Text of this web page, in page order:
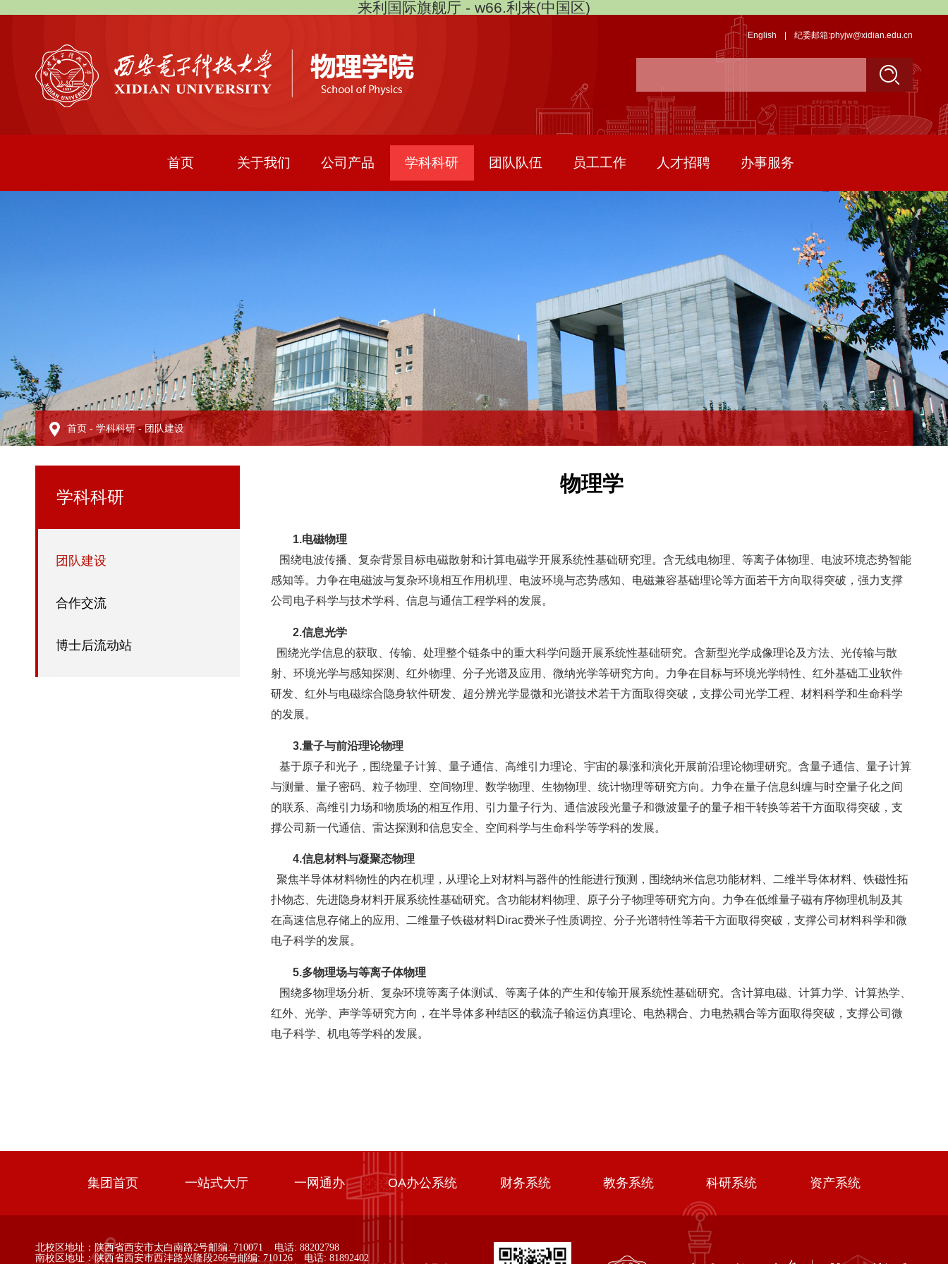
来利国际旗舰厅 - w66.利来(中国区)
English 纪委邮箱:phyjw@xidian.edu.cn
首页 关于我们 公司产品 学科科研 团队队伍 员工工作 人才招聘 办事服务
首页 - 学科科研-团队建设
学科科研
团队建设
合作交流
博士后流动站
物理学
1.电磁物理
围绕电波传播、复杂背景目标电磁散射和计算电磁学开展系统性基础研究理。含无线电物理、等离子体物理、电波环境态势智能
感知等。力争在电磁波与复杂环境相互作用机理、电波环境与态势感知、电磁兼容基础理论等方面若干方向取得突破，强力支撑
公司电子科学与技术学科、信息与通信工程学科的发展。
2.信息光学
围绕光学信息的获取、传输、处理整个链条中的重大科学问题开展系统性基础研究。含新型光学成像理论及方法、光传输与散
射、环境光学与感知探测、红外物理、分子光谱及应用、微纳光学等研究方向。力争在目标与环境光学特性、红外基础工业软件
研发、红外与电磁综合隐身软件研发、超分辨光学显微和光谱技术若干方面取得突破，支撑公司光学工程、材料科学和生命科学
的发展。
3.量子与前沿理论物理
基于原子和光子，围绕量子计算、量子通信、高维引力理论、宇宙的暴涨和演化开展前沿理论物理研究。含量子通信、量子计算
与测量、量子密码、粒子物理、空间物理、数学物理、生物物理、统计物理等研究方向。力争在量子信息纠缠与时空量子化之间
的联系、高维引力场和物质场的相互作用、引力量子行为、通信波段光量子和微波量子的量子相干转换等若干方面取得突破，支
撑公司新一代通信、雷达探测和信息安全、空间科学与生命科学等学科的发展。
4.信息材料与凝聚态物理
聚焦半导体材料物性的内在机理，从理论上对材料与器件的性能进行预测，围绕纳米信息功能材料、二维半导体材料、铁磁性拓
扑物态、先进隐身材料开展系统性基础研究。含功能材料物理、原子分子物理等研究方向。力争在低维量子磁有序物理机制及其
在高速信息存储上的应用、二维量子铁磁材料Dirac费米子性质调控、分子光谱特性等若干方面取得突破，支撑公司材料科学和微
电子科学的发展。
5.多物理场与等离子体物理
围绕多物理场分析、复杂环境等离子体测试、等离子体的产生和传输开展系统性基础研究。含计算电磁、计算力学、计算热学、
红外、光学、声学等研究方向，在半导体多种结区的载流子输运仿真理论、电热耦合、力电热耦合等方面取得突破，支撑公司微
电子科学、机电等学科的发展。
集团首页 一站式大厅 一网通办 OA办公系统 财务系统 教务系统 科研系统 资产系统
北校区地址：陕西省西安市太白南路2号邮编: 710071 电话: 88202798
南校区地址：陕西省西安市西沣路兴隆段266号邮编: 710126 电话: 81892402